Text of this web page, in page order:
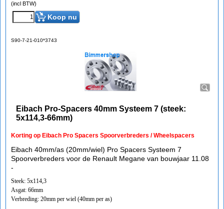
(incl BTW)
Koop nu
S90-7-21-010*3743
Eibach Pro-Spacers 40mm Systeem 7 (steek:
5x114,3-66mm)
Korting op Eibach Pro Spacers Spoorverbreders / Wheelspacers
Eibach 40mm/as (20mm/wiel) Pro Spacers Systeem 7
Spoorverbreders voor de Renault Megane van bouwjaar 11.08
-
Steek: 5x114,3
Asgat: 66mm
Verbreding: 20mm per wiel (40mm per as)